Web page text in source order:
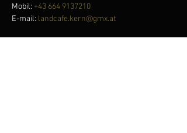
Mobil: +43 664 9137210
E-mail: landcafe.kern@gmx.at